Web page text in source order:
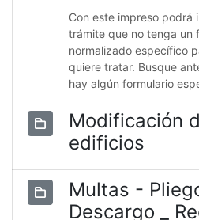
Con este impreso podrá
trámite que no tenga un
normalizado específico
quiere tratar. Busque
hay algún formulario
Modificación
edificios
Multas -
Descargo _